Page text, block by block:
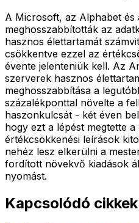
A Microsoft, az Alphabet és
meghosszabbították az
hasznos élettartamát
csökkentve ezzel az
évente jelenteniük kell. Az
szerverek hasznos
meghosszabbítása a
százalékponttal növelte a
haszonkulcsát - két éven
hogy ezt a lépést megtette
értékcsökkenési leírások
nehéz lesz elkerülni a
fordított növekvő kiadások
nyomást.
Kapcsolódó